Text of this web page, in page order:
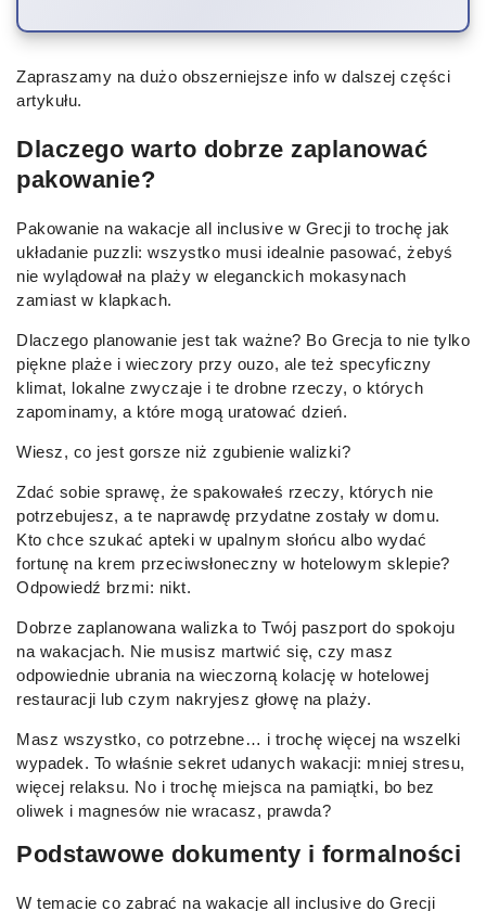
Zapraszamy na dużo obszerniejsze info w dalszej części
artykułu.
Dlaczego warto dobrze zaplanować
pakowanie?
Pakowanie na wakacje all inclusive w Grecji to trochę jak
układanie puzzli: wszystko musi idealnie pasować, żebyś
nie wylądował na plaży w eleganckich mokasynach
zamiast w klapkach.
Dlaczego planowanie jest tak ważne? Bo Grecja to nie tylko
piękne plaże i wieczory przy ouzo, ale też specyficzny
klimat, lokalne zwyczaje i te drobne rzeczy, o których
zapominamy, a które mogą uratować dzień.
Wiesz, co jest gorsze niż zgubienie walizki?
Zdać sobie sprawę, że spakowałeś rzeczy, których nie
potrzebujesz, a te naprawdę przydatne zostały w domu.
Kto chce szukać apteki w upalnym słońcu albo wydać
fortunę na krem przeciwsłoneczny w hotelowym sklepie?
Odpowiedź brzmi: nikt.
Dobrze zaplanowana walizka to Twój paszport do spokoju
na wakacjach. Nie musisz martwić się, czy masz
odpowiednie ubrania na wieczorną kolację w hotelowej
restauracji lub czym nakryjesz głowę na plaży.
Masz wszystko, co potrzebne… i trochę więcej na wszelki
wypadek. To właśnie sekret udanych wakacji: mniej stresu,
więcej relaksu. No i trochę miejsca na pamiątki, bo bez
oliwek i magnesów nie wracasz, prawda?
Podstawowe dokumenty i formalności
W temacie co zabrać na wakacje all inclusive do Grecji